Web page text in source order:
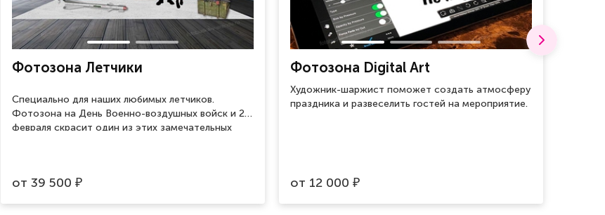
Фотозона Летчики
Специально для наших любимых летчиков.
Фотозона на День Военно-воздушных войск и 23
февраля скрасит один из этих замечательных
от 39 500 ₽
Фотозона Digital Art
Художник-шаржист поможет создать атмосферу
праздника и развеселить гостей на мероприятие.
от 12 000 ₽